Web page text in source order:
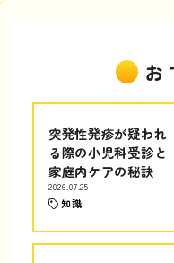
お
突発性発疹が疑われ
る際の小児科受診と
家庭内ケアの秘訣
2026.07.25
知識